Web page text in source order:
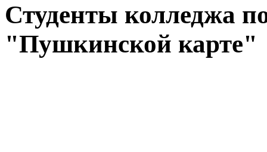
Студенты колледжа
"Пушкинской карте"